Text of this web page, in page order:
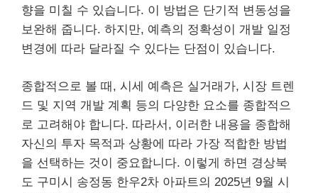
향을 미칠 수 있습니다. 이 방법은 단기적 변동성을
보완해 줍니다. 하지만, 예측의 정확성이 개발 일정
변경에 따라 달라질 수 있다는 단점이 있습니다.
종합적으로 볼 때, 시세 예측은 실거래가, 시장 트렌
드 및 지역 개발 계획 등의 다양한 요소를 종합적으
로 고려해야 합니다. 따라서, 이러한 내용을 종합해
자신의 투자 목적과 상황에 따라 가장 적합한 방법
을 선택하는 것이 중요합니다. 이렇게 하면 경상북
도 구미시 송정동 한우2차 아파트의 2025년 9월 시